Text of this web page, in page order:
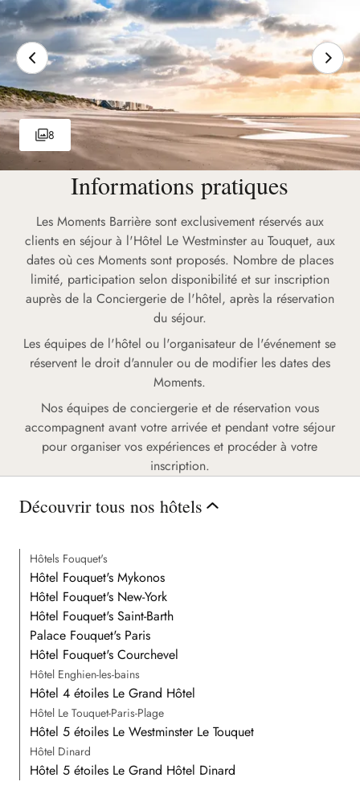
8
Informations pratiques
Les Moments Barrière sont exclusivement réservés aux
clients en séjour à l'Hôtel Le Westminster au Touquet, aux
dates où ces Moments sont proposés. Nombre de places
limité, participation selon disponibilité et sur inscription
auprès de la Conciergerie de l'hôtel, après la réservation
du séjour.
Les équipes de l'hôtel ou l'organisateur de l'événement se
réservent le droit d'annuler ou de modifier les dates des
Moments.
Nos équipes de conciergerie et de réservation vous
accompagnent avant votre arrivée et pendant votre séjour
pour organiser vos expériences et procéder à votre
inscription.
Découvrir tous nos hôtels
Hôtels Fouquet's
Hôtel Fouquet's Mykonos
Hôtel Fouquet's New-York
Hôtel Fouquet's Saint-Barth
Palace Fouquet's Paris
Hôtel Fouquet's Courchevel
Hôtel Enghien-les-bains
Hôtel 4 étoiles Le Grand Hôtel
Hôtel Le Touquet-Paris-Plage
Hôtel 5 étoiles Le Westminster Le Touquet
Hôtel Dinard
Hôtel 5 étoiles Le Grand Hôtel Dinard